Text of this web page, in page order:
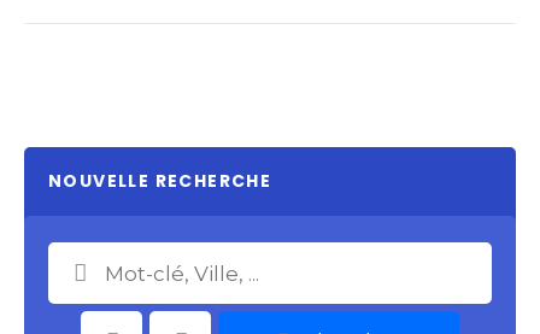
NOUVELLE RECHERCHE